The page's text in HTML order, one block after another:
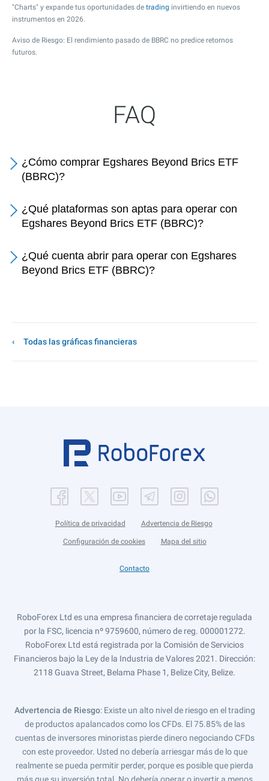
"Charts" y expande tus oportunidades de trading invirtiendo en nuevos
instrumentos en 2026.
Aviso de Riesgo: El rendimiento pasado de BBRC no predice retornos
futuros.
FAQ
¿Cómo comprar Egshares Beyond Brics ETF
(BBRC)?
¿Qué plataformas son aptas para operar con
Egshares Beyond Brics ETF (BBRC)?
¿Qué cuenta abrir para operar con Egshares
Beyond Brics ETF (BBRC)?
Todas las gráficas financieras
Política de privacidad Advertencia de Riesgo
Configuración de cookies Mapa del sitio
Contacto
RoboForex Ltd es una empresa financiera de corretaje regulada
por la FSC, licencia nº 9759600, número de reg. 000001272.
RoboForex Ltd está registrada por la Comisión de Servicios
Financieros bajo la Ley de la Industria de Valores 2021. Dirección:
2118 Guava Street, Belama Phase 1, Belize City, Belize.
Advertencia de Riesgo: Existe un alto nivel de riesgo en el trading
de productos apalancados como los CFDs. El 75.85% de las
cuentas de inversores minoristas pierde dinero negociando CFDs
con este proveedor. Usted no debería arriesgar más de lo que
realmente se pueda permitir perder, porque es posible que pierda